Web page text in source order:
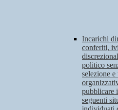
Incarichi
conferiti,
politico
selezione
pubblicare
seguenti